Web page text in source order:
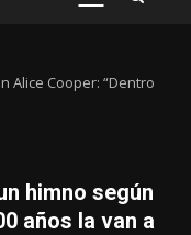
PRIMARY
Alice Cooper: “Dentro
himno según
años la van a